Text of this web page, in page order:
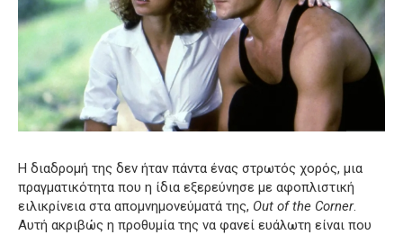
Η διαδρομή της δεν ήταν πάντα ένας στρωτός χορός, μια
πραγματικότητα που η ίδια εξερεύνησε με αφοπλιστική
ειλικρίνεια στα απομνημονεύματά της, Out of the Corner.
Αυτή ακριβώς η προθυμία της να φανεί ευάλωτη είναι που